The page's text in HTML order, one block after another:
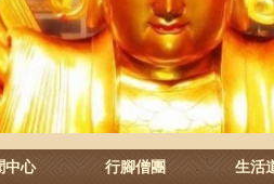
中心 行腳僧團 生活